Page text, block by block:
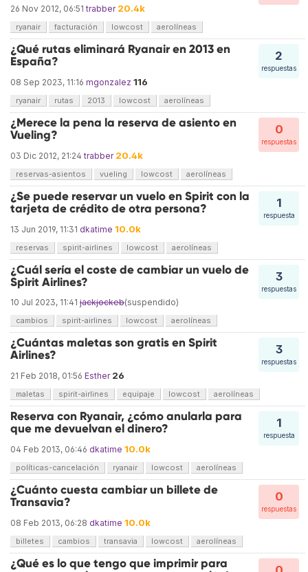
26 Nov 2012, 06:51 trabber 20.4k
ryanair facturación lowcost aerolíneas
2
respuestas
¿Qué rutas eliminará Ryanair en 2013 en
España?
08 Sep 2023, 11:16 mgonzalez 116
ryanair rutas 2013 lowcost aerolíneas
0
respuestas
¿Merece la pena la reserva de asiento en
Vueling?
03 Dic 2012, 21:24 trabber 20.4k
reservas-asientos vueling lowcost aerolíneas
1
respuesta
¿Se puede reservar un vuelo en Spirit con la
tarjeta de crédito de otra persona?
13 Jun 2019, 11:31 dkatime 10.0k
reservas spirit-airlines lowcost aerolíneas
3
respuestas
¿Cuál sería el coste de cambiar un vuelo de
Spirit Airlines?
10 Jul 2023, 11:41 jackjockeb(suspendido)
cambios spirit-airlines lowcost aerolíneas
3
respuestas
¿Cuántas maletas son gratis en Spirit
Airlines?
21 Feb 2018, 01:56 Esther 26
maletas spirit-airlines equipaje lowcost aerolíneas
1
respuesta
Reserva con Ryanair, ¿cómo anularla para
que me devuelvan el dinero?
04 Feb 2013, 06:46 dkatime 10.0k
políticas-cancelación ryanair lowcost aerolíneas
0
respuestas
¿Cuánto cuesta cambiar un billete de
Transavia?
08 Feb 2013, 06:28 dkatime 10.0k
billetes cambios transavia lowcost aerolíneas
¿Qué es lo que tengo que imprimir para